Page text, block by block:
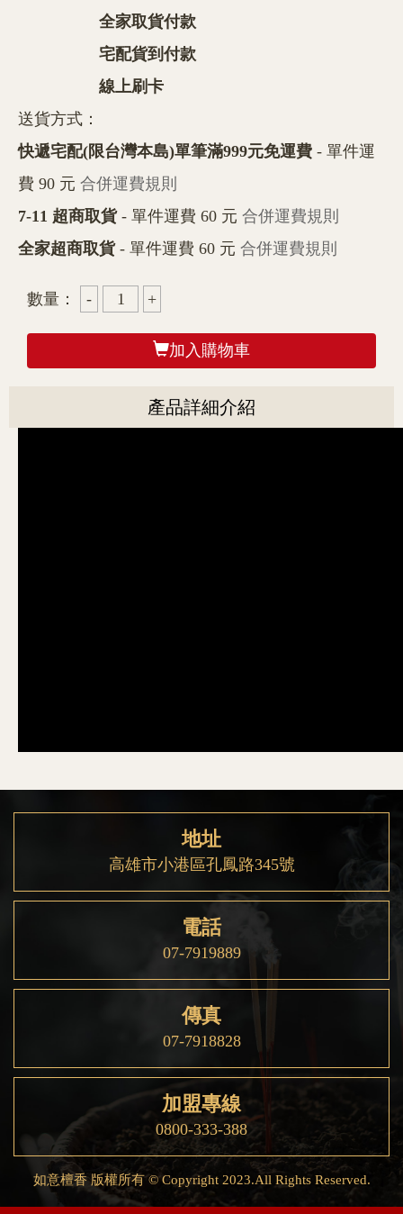
全家取貨付款
宅配貨到付款
線上刷卡
送貨方式：
快遞宅配(限台灣本島)單筆滿999元免運費 - 單件運
費 90 元 合併運費規則
7-11 超商取貨- 單件運費 60 元 合併運費規則
全家超商取貨- 單件運費 60 元 合併運費規則
數量：
加入購物車
產品詳細介紹
地址
高雄市小港區孔鳳路345號
電話
07-7919889
傳真
07-7918828
加盟專線
0800-333-388
如意檀香 版權所有 © Copyright 2023.All Rights Reserved.